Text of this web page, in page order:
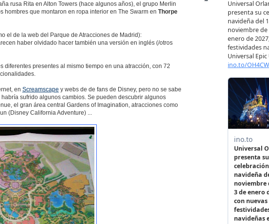
rusa Rita en Alton Towers (hace algunos años), el grupo Merlin
hombres que montaron en ropa interior en The Swarm en Thorpe
el de la web del Parque de Atracciones de Madrid):
haber olvidado hacer también una versión en inglés (/otros
presentes al mismo tiempo en una atracción, con 72
en Screamscape y webs de de fans de Disney, pero no se sabe
sufrido algunos cambios. Se pueden descubrir algunos
el gran área central Gardens of Imagination, atracciones como
(Disney California Adventure) ...